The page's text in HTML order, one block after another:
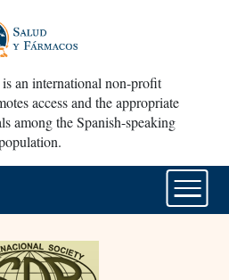
an international non-profit
access and the appropriate
among the Spanish-speaking